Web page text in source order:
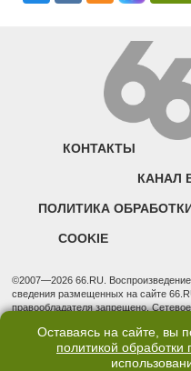
КОНТАКТЫ
КАНАЛ
ПОЛИТИКА
COOKIE
©2007—2026 66.RU.
сведения размещенных на сайте
правообладателя запрещено.
надзору в сфере связи,
(Роскомнадзор). Регистрационный
Учредитель: Общество с
Оставаясь на сайте, вы
политикой